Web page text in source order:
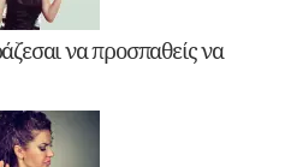
να προσπαθείς να